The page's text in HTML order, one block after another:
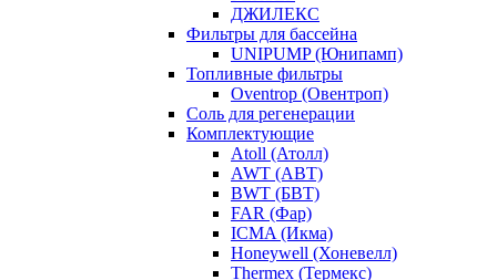
ДЖИЛЕКС
Фильтры для бассейна
UNIPUMP (Юнипамп)
Топливные фильтры
Oventrop (Овентроп)
Соль для регенерации
Комплектующие
Atoll (Атолл)
AWT (АВТ)
BWT (БВТ)
FAR (Фар)
ICMA (Икма)
Honeywell (Хоневелл)
Thermex (Термекс)